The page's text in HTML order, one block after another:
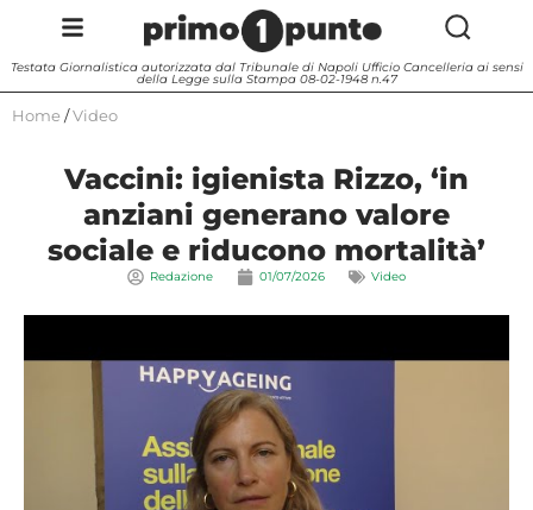
Testata Giornalistica autorizzata dal Tribunale di Napoli Ufficio Cancelleria ai sensi
della Legge sulla Stampa 08-02-1948 n.47
Home /Video
Vaccini: igienista Rizzo, ‘in
anziani generano valore
sociale e riducono mortalità’
Redazione 01/07/2026 Video